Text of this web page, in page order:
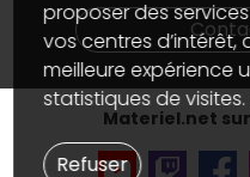
Gérer vos cookies
Accessibilité : non
Materiel.net
proposer des
vos centres
meilleure expérience
statistiques de visites.
Refuser